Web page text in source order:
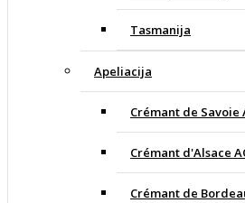
Tasmanija
Apeliacija
Crémant de Savoie
Crémant d'Alsace
Crémant de